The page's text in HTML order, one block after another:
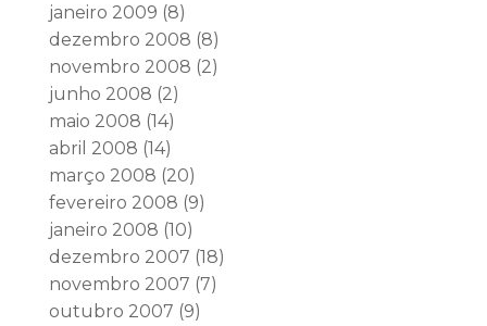
janeiro 2009 (8)
dezembro 2008 (8)
novembro 2008 (2)
junho 2008 (2)
maio 2008 (14)
abril 2008 (14)
março 2008 (20)
fevereiro 2008 (9)
janeiro 2008 (10)
dezembro 2007 (18)
novembro 2007 (7)
outubro 2007 (9)